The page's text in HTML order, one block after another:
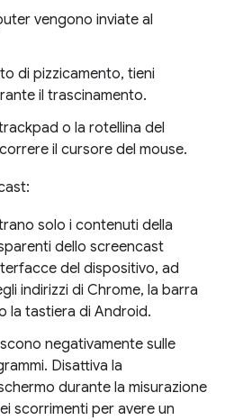
vengono inviate al
di pizzicamento, tieni
il trascinamento.
o la rotellina del
il cursore del mouse.
solo i contenuti della
dello screencast
del dispositivo, ad
indirizzi di Chrome, la barra
la tastiera di Android.
negativamente sulle
Disattiva la
durante la misurazione
scorrimenti per avere un